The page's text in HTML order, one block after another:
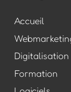
Accueil
Digitalisation
Formation